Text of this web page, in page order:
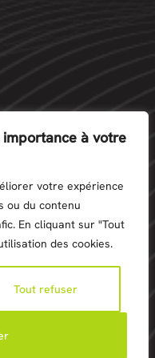
importance à votre
votre expérience
ou du contenu
En cliquant sur "Tout
des cookies.
Tout refuser
internet Réunion